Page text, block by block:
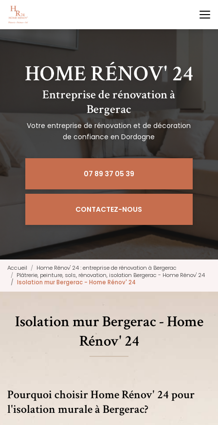
Aller
contenu
principal
Entreprise de rénovation à
Bergerac
Votre entreprise de rénovation et de décoration
de confiance en Dordogne
07 89 37 05 39
CONTACTEZ-NOUS
Accueil
Home Rénov' 24 : entreprise de rénovation à Bergerac
Plâtrerie, peinture, sols, rénovation, isolation Bergerac - Home Rénov' 24
Isolation mur Bergerac - Home Rénov' 24
Isolation mur Bergerac - Home
Rénov' 24
Pourquoi choisir Home Rénov' 24 pour
l'isolation murale à Bergerac?